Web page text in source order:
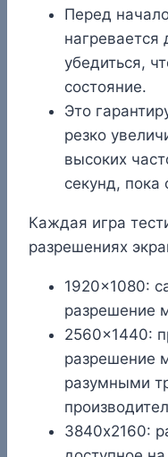
Перед
нагревается
убедиться,
состояние.
Это
резко
высоких
секунд, пока
Каждая игра
разрешениях
1920×1080:
разрешение
2560×1440:
разрешение
разумными
3840х2160: